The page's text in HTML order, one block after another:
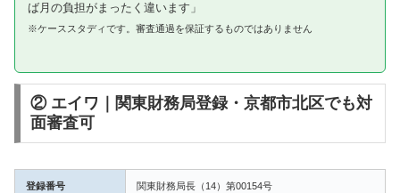
ば月の負担がまったく違います」
※ケーススタディです。審査通過を保証するものではありません
② エイワ｜関東財務局登録・京都市北区でも対
面審査可
登録番号 関東財務局長（14）第00154号